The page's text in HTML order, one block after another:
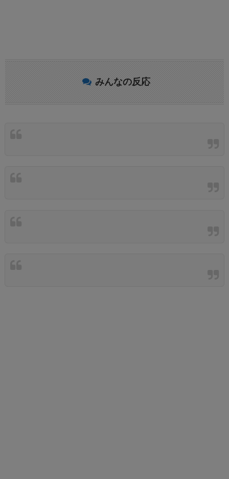
みんなの反応